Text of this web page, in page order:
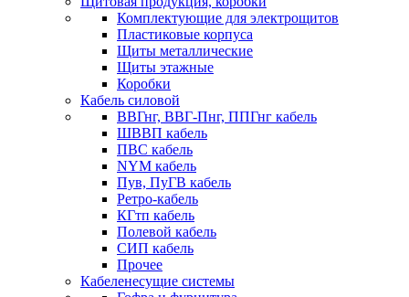
Комплектующие для электрощитов
Пластиковые корпуса
Щиты металлические
Щиты этажные
Коробки
Кабель силовой
ВВГнг, ВВГ-Пнг, ППГнг кабель
ШВВП кабель
ПВС кабель
NYM кабель
Пув, ПуГВ кабель
Ретро-кабель
КГтп кабель
Полевой кабель
СИП кабель
Прочее
Кабеленесущие системы